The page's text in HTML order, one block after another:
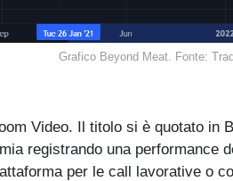
Grafico Beyond Meat. Fonte:
Video. Il titolo si è quotato in
registrando una performance
per le call lavorative o